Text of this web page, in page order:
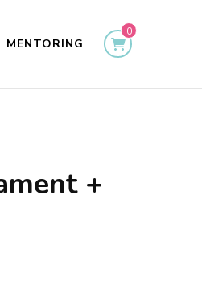
MENTORING
0
+